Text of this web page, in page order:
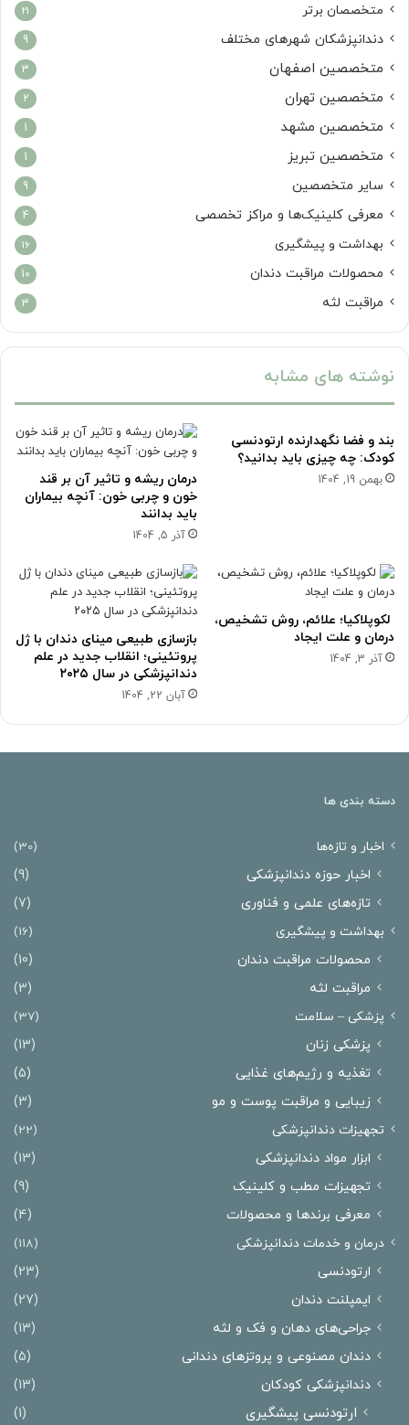
متخصصان برتر 21
دندانپزشکان شهرهای مختلف 9
متخصصین اصفهان 3
متخصصین تهران 2
متخصصین مشهد 1
متخصصین تبریز 1
سایر متخصصین 9
معرفی کلینیک‌ها و مراکز تخصصی 4
بهداشت و پیشگیری 16
محصولات مراقبت دندان 10
مراقبت لثه 3
نوشته های مشابه
بند و فضا نگهدارنده ارتودنسی
کودک: چه چیزی باید بدانید؟
بهمن 19, 1404
درمان ریشه و تاثیر آن بر قند
خون و چربی خون: آنچه بیماران
باید بدانند
آذر 5, 1404
لکوپلاکیا؛ علائم، روش تشخیص،
درمان و علت ایجاد
آذر 3, 1404
بازسازی طبیعی مینای دندان با ژل
پروتئینی؛ انقلاب جدید در علم
دندانپزشکی در سال ۲۰۲۵
آبان 22, 1404
دسته بندی ها
اخبار و تازه‌ها (30)
اخبار حوزه دندانپزشکی
(9)
تازه‌های علمی و فناوری
(7)
بهداشت و پیشگیری (16)
محصولات مراقبت دندان
(10)
مراقبت لثه
(3)
پزشکی – سلامت (37)
پزشکی زنان
(13)
تغذیه و رژیم‌های غذایی
(5)
زیبایی و مراقبت پوست و مو
(3)
تجهیزات دندانپزشکی (22)
ابزار مواد دندانپزشکی
(13)
تجهیزات مطب و کلینیک
(9)
معرفی برندها و محصولات
(4)
درمان‌ و خدمات دندانپزشکی (118)
ارتودنسی
(23)
ایمپلنت دندان
(27)
جراحی‌های دهان و فک و لثه
(13)
دندان مصنوعی و پروتزهای دندانی
(5)
دندانپزشکی کودکان
(13)
ارتودنسی پیشگیری
(1)